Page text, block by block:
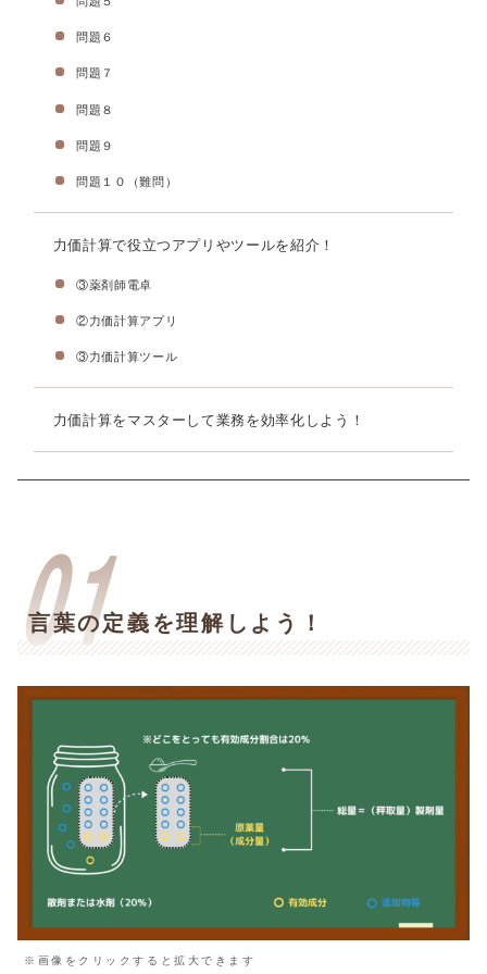
問題６
問題７
問題８
問題９
問題１０（難問）
力価計算で役立つアプリやツールを紹介！
③薬剤師電卓
②力価計算アプリ
③力価計算ツール
力価計算をマスターして業務を効率化しよう！
言葉の定義を理解しよう！
※画像をクリックすると拡大できます